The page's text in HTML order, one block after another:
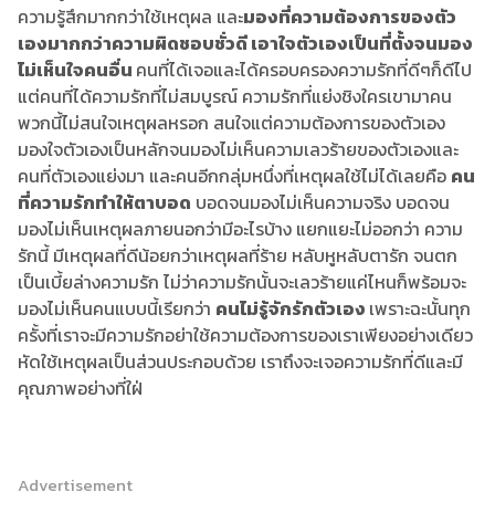
ความรู้สึกมากกว่าใช้เหตุผล และมองที่ความต้องการของตัว
เองมากกว่าความผิดชอบชั่วดี เอาใจตัวเองเป็นที่ตั้งจนมอง
ไม่เห็นใจคนอื่น คนที่ได้เจอและได้ครอบครองความรักที่ดีๆก็ดีไป
แต่คนที่ได้ความรักที่ไม่สมบูรณ์ ความรักที่แย่งชิงใครเขามาคน
พวกนี้ไม่สนใจเหตุผลหรอก สนใจแต่ความต้องการของตัวเอง
มองใจตัวเองเป็นหลักจนมองไม่เห็นความเลวร้ายของตัวเองและ
คนที่ตัวเองแย่งมา และคนอีกกลุ่มหนึ่งที่เหตุผลใช้ไม่ได้เลยคือ คน
ที่ความรักทำให้ตาบอด บอดจนมองไม่เห็นความจริง บอดจน
มองไม่เห็นเหตุผลภายนอกว่ามีอะไรบ้าง แยกแยะไม่ออกว่า ความ
รักนี้ มีเหตุผลที่ดีน้อยกว่าเหตุผลที่ร้าย หลับหูหลับตารัก จนตก
เป็นเบี้ยล่างความรัก ไม่ว่าความรักนั้นจะเลวร้ายแค่ไหนก็พร้อมจะ
มองไม่เห็นคนแบบนี้เรียกว่า คนไม่รู้จักรักตัวเอง เพราะฉะนั้นทุก
ครั้งที่เราจะมีความรักอย่าใช้ความต้องการของเราเพียงอย่างเดียว
หัดใช้เหตุผลเป็นส่วนประกอบด้วย เราถึงจะเจอความรักที่ดีและมี
คุณภาพอย่างที่ใฝ่
Advertisement